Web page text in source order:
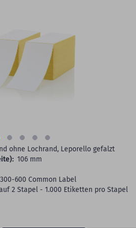
ohne Lochrand, Leporello gefalzt
106 mm
600 Common Label
2 Stapel - 1.000 Etiketten pro Stapel